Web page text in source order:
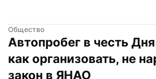
Общество
Автопробег в честь
как организовать, не
закон в ЯНАО